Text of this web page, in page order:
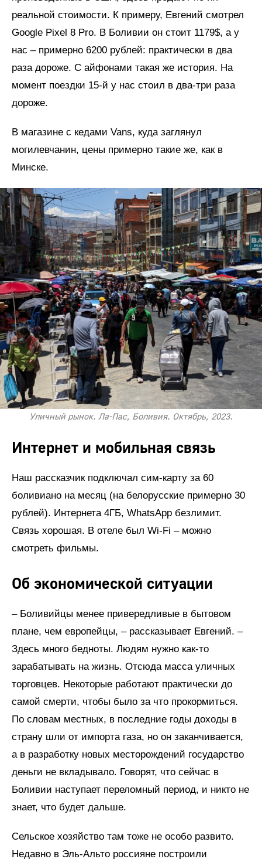
реальной стоимости. К примеру, Евгений смотрел
Google Pixel 8 Pro. В Боливии он стоит 1179$, а у
нас – примерно 6200 рублей: практически в два
раза дороже. С айфонами такая же история. На
момент поездки 15-й у нас стоил в два-три раза
дороже.
В магазине с кедами Vans, куда заглянул
могилевчанин, цены примерно такие же, как в
Минске.
Уличный рынок. Ла-Пас, Боливия. Октябрь, 2023.
Интернет и мобильная связь
Наш рассказчик подключал сим-карту за 60
боливиано на месяц (на белорусские примерно 30
рублей). Интернета 4ГБ, WhatsApp безлимит.
Связь хорошая. В отеле был Wi-Fi – можно
смотреть фильмы.
Об экономической ситуации
– Боливийцы менее привередливые в бытовом
плане, чем европейцы, – рассказывает Евгений. –
Здесь много бедноты. Людям нужно как-то
зарабатывать на жизнь. Отсюда масса уличных
торговцев. Некоторые работают практически до
самой смерти, чтобы было за что прокормиться.
По словам местных, в последние годы доходы в
страну шли от импорта газа, но он заканчивается,
а в разработку новых месторождений государство
деньги не вкладывало. Говорят, что сейчас в
Боливии наступает переломный период, и никто не
знает, что будет дальше.
Сельское хозяйство там тоже не особо развито.
Недавно в Эль-Альто россияне построили